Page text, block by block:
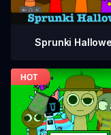
Sprunki